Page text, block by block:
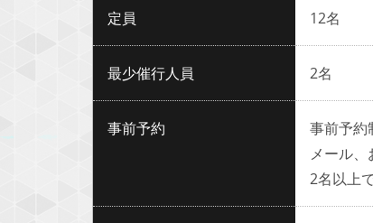
定員 12名
最少催行人員 2名
事前予約
事前予約
メール、
2名以上